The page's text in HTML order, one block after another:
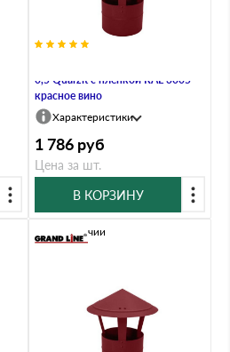
0,5 Quarzit с пленкой RAL 3005
красное вино
Характеристики
1 786 руб
Цена за шт.
В КОРЗИНУ
В наличии